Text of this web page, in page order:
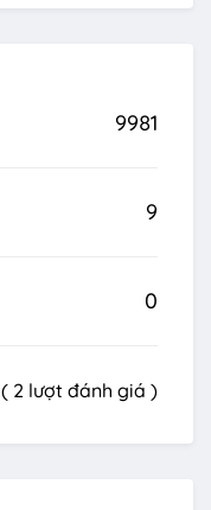
9981
9
0
( 2 lượt đánh giá )